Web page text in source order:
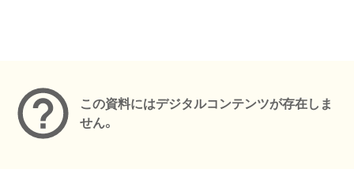
この資料にはデジタルコンテンツが存在しま
せん。